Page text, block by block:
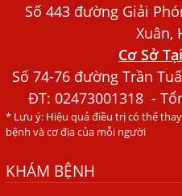
Người Đàn Ông Phát Ban
Tháng Mới Tìm Ra Nguyên
Đau Mắt Đỏ, Nguyên Nhân
HÀ NỘI – PHÁT BAN MẨN
PHÁT HIỆN NHIỄM KÝ SINH
TỔNG QUAN VỀ KÉM HẤP
Số 443 đường Giải
Xuân,
Cơ Sở
Số 74-76 đường Trần
ĐT:02473001318 -
* Lưu ý: Hiệu quả điều trị có thể
bệnh và cơ địa của mỗi người
KHÁM BỆNH